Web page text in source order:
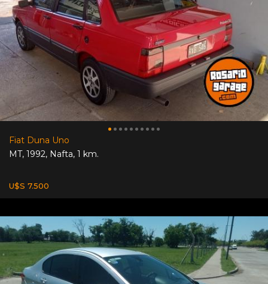
Fiat Duna Uno
MT, 1992, Nafta, 1 km.
U$S 7.500